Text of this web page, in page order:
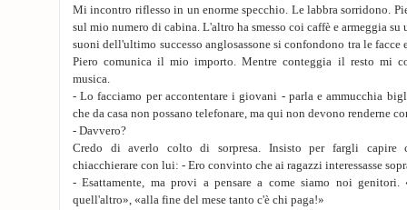
Mi incontro riflesso in un enorme specchio. Le labbra sorridono.
sul mio numero di cabina. L'altro ha smesso coi caffè e armeggia su
suoni dell'ultimo successo anglosassone si confondono tra le
Piero comunica il mio importo. Mentre conteggia il resto mi
musica.
- Lo facciamo per accontentare i giovani - parla e ammucchia
che da casa non possano telefonare, ma qui non devono renderne
- Davvero?
Credo di averlo colto di sorpresa. Insisto per fargli capire
chiacchierare con lui: - Ero convinto che ai ragazzi interessasse
- Esattamente, ma provi a pensare a come siamo noi
quell'altro», «alla fine del mese tanto c'è chi paga!»